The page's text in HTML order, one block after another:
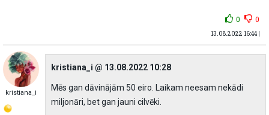
0 0
13.08.2022 16:44 |
kristiana_i
kristiana_i @ 13.08.2022 10:28
Mēs gan dāvinājām 50 eiro. Laikam neesam nekādi
miljonāri, bet gan jauni cilvēki.